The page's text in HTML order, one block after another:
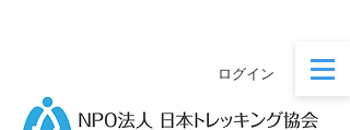
ログイン